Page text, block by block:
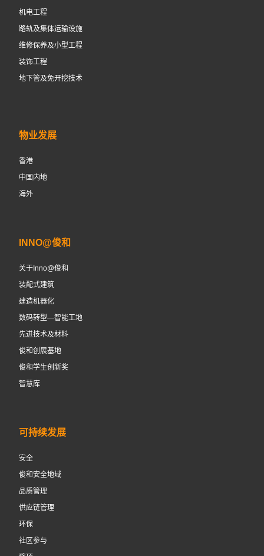
机电工程
路轨及集体运输设施
维修保养及小型工程
装饰工程
地下管及免开挖技术
物业发展
香港
中国内地
海外
INNO@俊和
关于Inno@俊和
装配式建筑
建造机器化
数码转型—智能工地
先进技术及材料
俊和创展基地
俊和学生创新奖
智慧库
可持续发展
安全
俊和安全地域
品质管理
供应链管理
环保
社区参与